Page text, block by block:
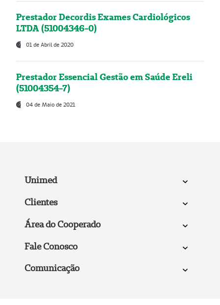
Prestador Decordis Exames Cardiológicos
LTDA (51004346-0)
01 de Abril de 2020
Prestador Essencial Gestão em Saúde Ereli
(51004354-7)
04 de Maio de 2021
Unimed
Clientes
Área do Cooperado
Fale Conosco
Comunicação